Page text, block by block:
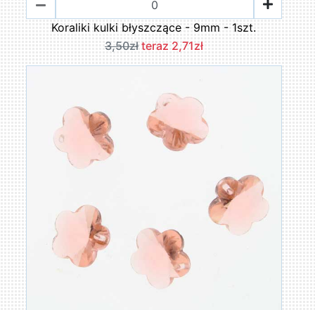
Koraliki kulki błyszczące - 9mm - 1szt.
3,50zł teraz 2,71zł